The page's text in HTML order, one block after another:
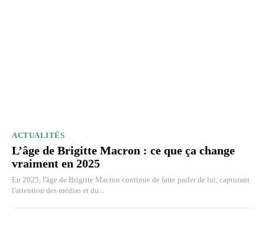
ACTUALITÉS
L’âge de Brigitte Macron : ce que ça change
vraiment en 2025
En 2025, l'âge de Brigitte Macron continue de faire parler de lui, capturant
l'attention des médias et du...